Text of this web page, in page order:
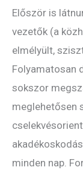
Először is
vezetők (a
elmélyült,
Folyamatosan
sokszor
meglehetősen
minden nap.